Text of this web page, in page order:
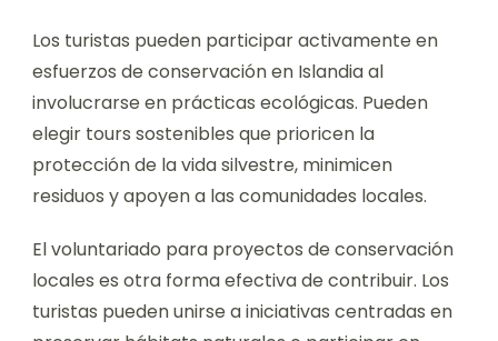
Los turistas pueden participar activamente en
esfuerzos de conservación en Islandia al
involucrarse en prácticas ecológicas. Pueden
elegir tours sostenibles que prioricen la
protección de la vida silvestre, minimicen
residuos y apoyen a las comunidades locales.
El voluntariado para proyectos de conservación
locales es otra forma efectiva de contribuir. Los
turistas pueden unirse a iniciativas centradas en